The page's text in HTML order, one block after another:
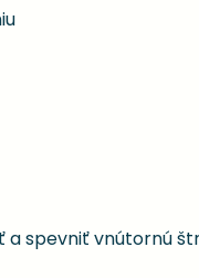
spevniť vnútornú